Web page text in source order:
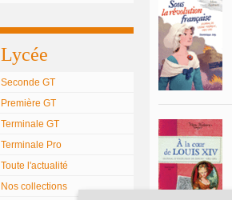
Lycée
Seconde GT
Première GT
Terminale GT
Terminale Pro
Toute l'actualité
Nos collections